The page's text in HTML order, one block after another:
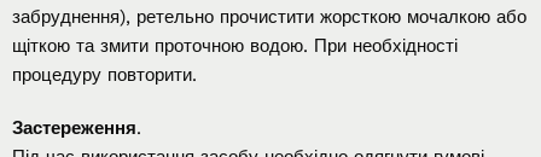
забруднення), ретельно прочистити жорсткою мочалкою або
щіткою та змити проточною водою. При необхідності
процедуру повторити.
Застереження.